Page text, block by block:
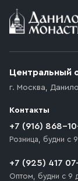
Условия
возникают
которое
движения.
доставки
необходимо
Центральный
г. Москва,
Контакты
+7 (916) 868-
Розница, будни с
+7 (925) 417
Оптом, будни с 9